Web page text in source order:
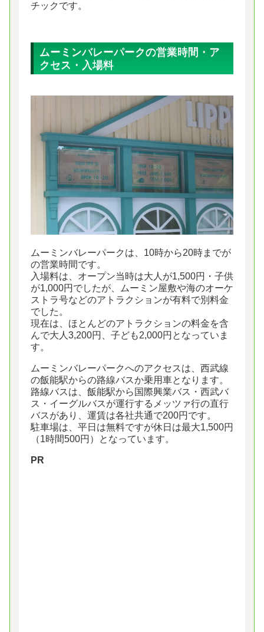
チックです。
ムーミンバレーパークの営業時間・ア
クセス・入場料
ムーミンバレーパークは、10時から20時までが
の営業時間です。
入場料は、オープン当時は大人が1,500円・子供
が1,000円でしたが、ムーミン屋敷や海のオーケ
ストラ号などのアトラクションが有料で別料金
でした。
現在は、ほとんどのアトラクションの料金を含
んで大人3,200円、子ども2,000円となっていま
す。
ムーミンバレーパークへのアクセスは、西武線
の飯能駅からの路線バスか乗用車となります。
路線バスは、飯能駅から国際興業バス・西武バ
ス・イーグルバスが運行するメッツァ行の直行
バスがあり、運賃は各社共通で200円です。
駐車場は、平日は無料ですが休日は最大1,500円
（1時間500円）となっています。
PR